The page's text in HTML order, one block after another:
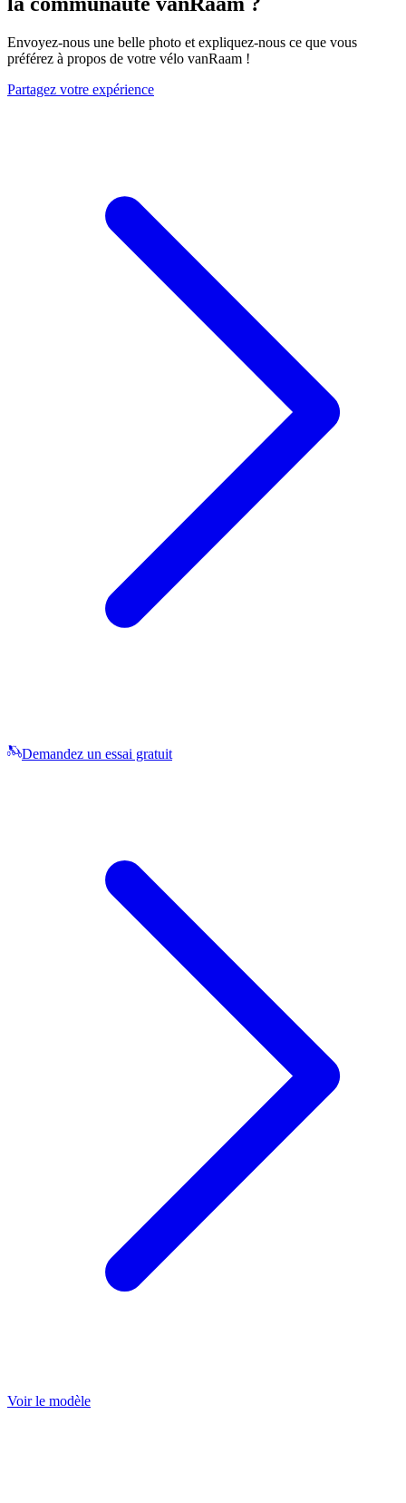
Envoyez-nous une belle photo et expliquez-nous ce que vous
préférez à propos de votre vélo vanRaam !
Partagez votre expérience
Demandez un essai gratuit
Voir le modèle